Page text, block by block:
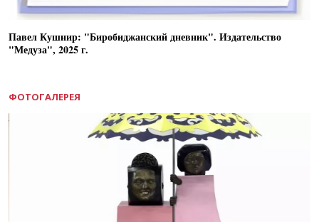
Павел Кушнир: "Биробиджанский дневник". Издательство
"Медуза", 2025 г.
ФОТОГАЛЕРЕЯ